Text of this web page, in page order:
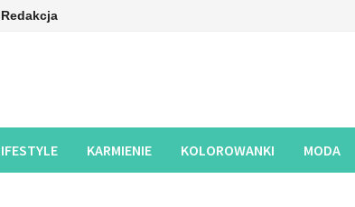
Redakcja
KARMIENIE KOLOROWANKI MODA